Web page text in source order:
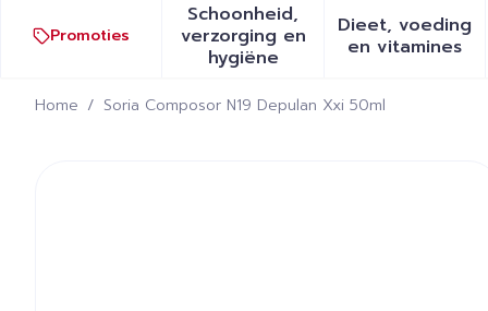
Promoties
Schoonheid,
verzorging en
hygiëneToon submenu voor
Dieet, voeding
en vitamines
Toon
Home / Soria Composor N19 Depulan Xxi 50ml
Soria Composor N19